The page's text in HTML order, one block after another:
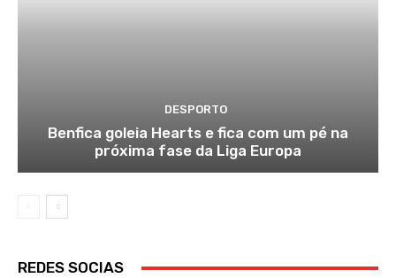
DESPORTO
Benfica goleia Hearts e fica com um pé na
próxima fase da Liga Europa
REDES SOCIAS